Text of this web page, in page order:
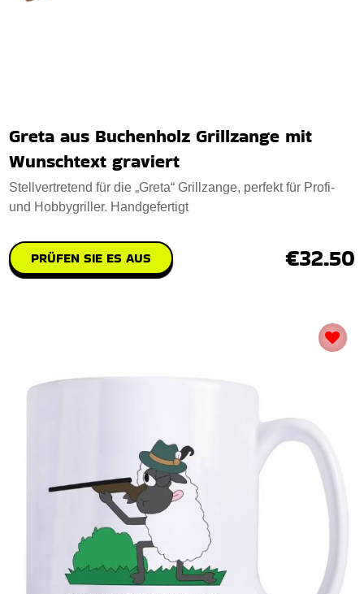
Greta aus Buchenholz Grillzange mit
Wunschtext graviert
Stellvertretend für die „Greta“ Grillzange, perfekt für Profi-
und Hobbygriller. Handgefertigt
PRÜFEN SIE ES AUS €32.50